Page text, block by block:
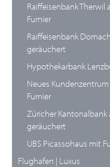
Raiffeisenbank
Furnier
Raiffeisenbank
geräuchert
Hypothekarbank
Neues
Furnier
Züricher Kantonalbank
geräuchert
UBS Picassohaus mit
Flughafen | Luxus